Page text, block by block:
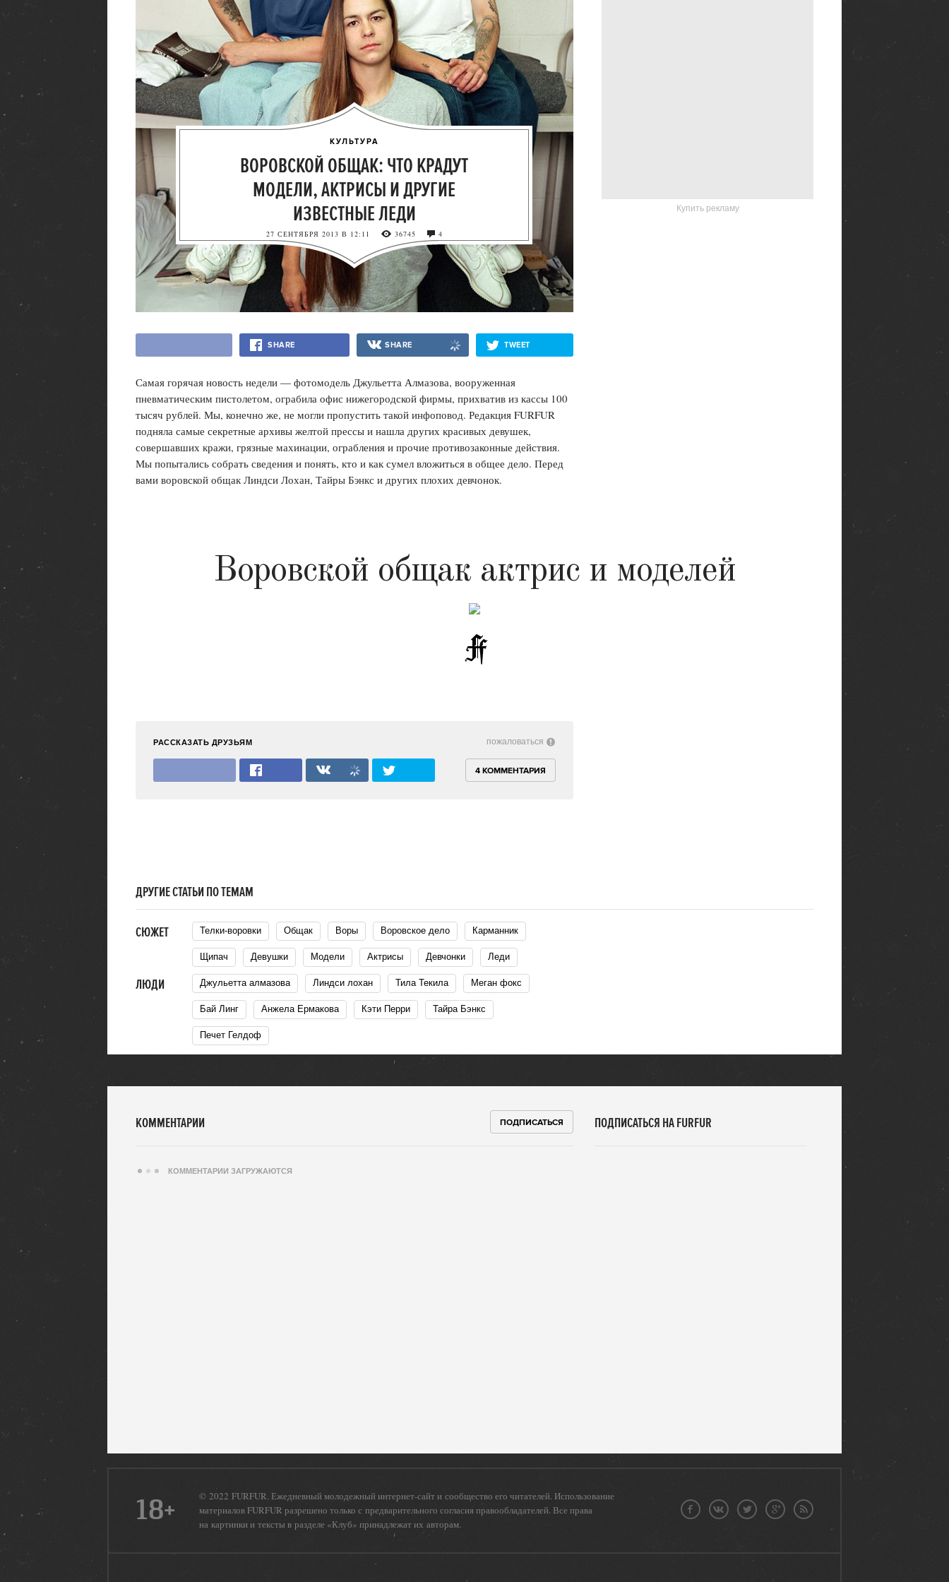
КУЛЬТУРА
ВОРОВСКОЙ ОБЩАК: ЧТО КРАДУТ
МОДЕЛИ, АКТРИСЫ И ДРУГИЕ
ИЗВЕСТНЫЕ ЛЕДИ
27 СЕНТЯБРЯ 2013 В 12:11 36745 4
SHARE SHARE TWEET
Купить рекламу
Самая горячая новость недели — фотомодель Джульетта Алмазова, вооруженная
пневматическим пистолетом, ограбила офис нижегородской фирмы, прихватив из кассы 100
тысяч рублей. Мы, конечно же, не могли пропустить такой инфоповод. Редакция FURFUR
подняла самые секретные архивы желтой прессы и нашла других красивых девушек,
совершавших кражи, грязные махинации, ограбления и прочие противозаконные действия.
Мы попытались собрать сведения и понять, кто и как сумел вложиться в общее дело. Перед
вами воровской общак Линдси Лохан, Тайры Бэнкс и других плохих девчонок.
Воровской общак актрис и моделей
РАССКАЗАТЬ ДРУЗЬЯМ
4 КОММЕНТАРИЯ
пожаловаться
ДРУГИЕ СТАТЬИ ПО ТЕМАМ
СЮЖЕТ телки-воровки общак воры воровское дело карманник
щипач Девушки Модели Актрисы Девчонки леди
ЛЮДИ Джульетта алмазова Линдси лохан Тила Текила Меган фокс
Бай Линг Анжела Ермакова Кэти Перри Тайра Бэнкс
Печет Гелдоф
КОММЕНТАРИИ ПОДПИСАТЬСЯ
КОММЕНТАРИИ ЗАГРУЖАЮТСЯ
ПОДПИСАТЬСЯ НА FURFUR
18+
© 2022 FURFUR. Ежедневный молодежный интернет-сайт и сообщество его читателей. Использование
материалов FURFUR разрешено только с предварительного согласия правообладателей. Все права
на картинки и тексты в разделе «Клуб» принадлежат их авторам.